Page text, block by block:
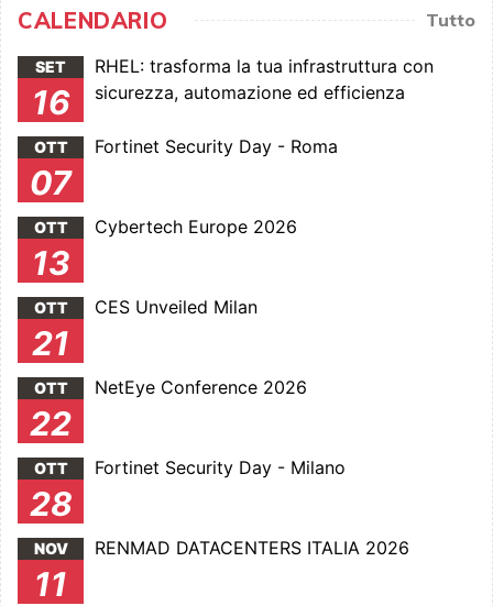
CALENDARIO Tutto
SET
16
RHEL: trasforma la tua infrastruttura con
sicurezza, automazione ed efficienza
OTT
07
Fortinet Security Day - Roma
OTT
13
Cybertech Europe 2026
OTT
21
CES Unveiled Milan
OTT
22
NetEye Conference 2026
OTT
28
Fortinet Security Day - Milano
NOV
11
RENMAD DATACENTERS ITALIA 2026